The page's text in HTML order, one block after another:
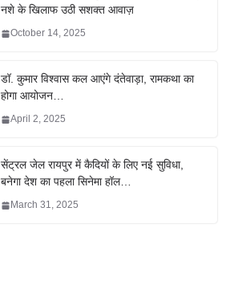
नशे के खिलाफ उठी सशक्त आवाज़
October 14, 2025
डॉ. कुमार विश्वास कल आएंगे दंतेवाड़ा, रामकथा का
होगा आयोजन…
April 2, 2025
सेंट्रल जेल रायपुर में कैदियों के लिए नई सुविधा,
बनेगा देश का पहला सिनेमा हॉल…
March 31, 2025